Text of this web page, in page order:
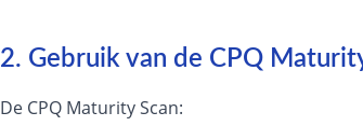
2. Gebruik van de CPQ
De CPQ Maturity Scan: